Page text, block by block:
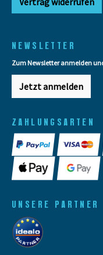
NEWSLETTER
Zum Newsletter anmelden
Jetzt anmelden
ZAHLUNGSARTEN
UNSERE PARTNER